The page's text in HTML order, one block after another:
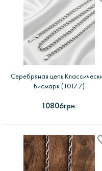
Серебряная цепь
Бисмарк (1017.7)
10806грн.